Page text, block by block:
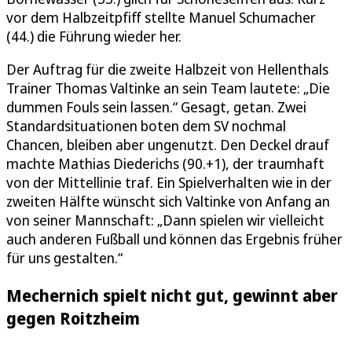
vor dem Halbzeitpfiff stellte Manuel Schumacher
(44.) die Führung wieder her.
Der Auftrag für die zweite Halbzeit von Hellenthals
Trainer Thomas Valtinke an sein Team lautete: „Die
dummen Fouls sein lassen.“ Gesagt, getan. Zwei
Standardsituationen boten dem SV nochmal
Chancen, bleiben aber ungenutzt. Den Deckel drauf
machte Mathias Diederichs (90.+1), der traumhaft
von der Mittellinie traf. Ein Spielverhalten wie in der
zweiten Hälfte wünscht sich Valtinke von Anfang an
von seiner Mannschaft: „Dann spielen wir vielleicht
auch anderen Fußball und können das Ergebnis früher
für uns gestalten.“
Mechernich spielt nicht gut, gewinnt aber
gegen Roitzheim